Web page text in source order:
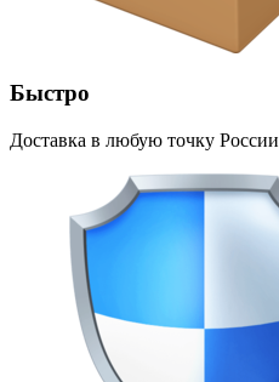
Быстро
Доставка в любую точку России